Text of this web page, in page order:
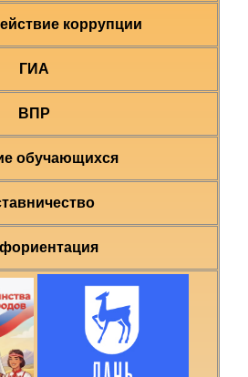
коррупции
ГИА
ВПР
обучающихся